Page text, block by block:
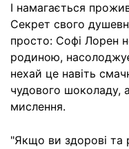
І намагається
Секрет свого
просто: Софі Лорен
родиною,
нехай це навіть
чудового шоколаду,
мислення.
"Якщо ви здорові